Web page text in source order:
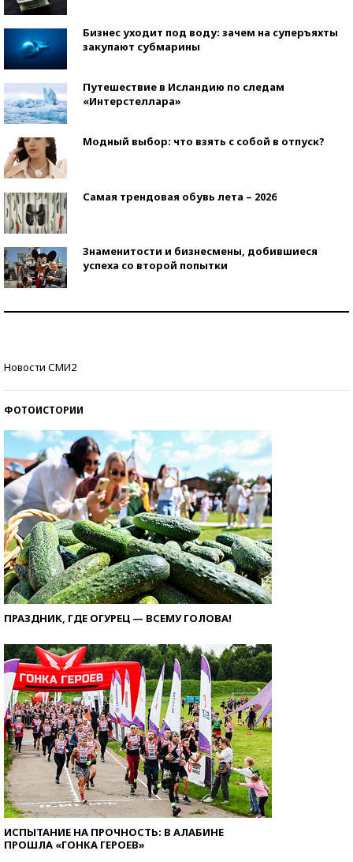
Бизнес уходит под воду: зачем на суперъяхты
закупают субмарины
Путешествие в Исландию по следам
«Интерстеллара»
Модный выбор: что взять с собой в отпуск?
Самая трендовая обувь лета – 2026
Знаменитости и бизнесмены, добившиеся
успеха со второй попытки
Новости СМИ2
ФОТОИСТОРИИ
ПРАЗДНИК, ГДЕ ОГУРЕЦ — ВСЕМУ ГОЛОВА!
ИСПЫТАНИЕ НА ПРОЧНОСТЬ: В АЛАБИНЕ
ПРОШЛА «ГОНКА ГЕРОЕВ»